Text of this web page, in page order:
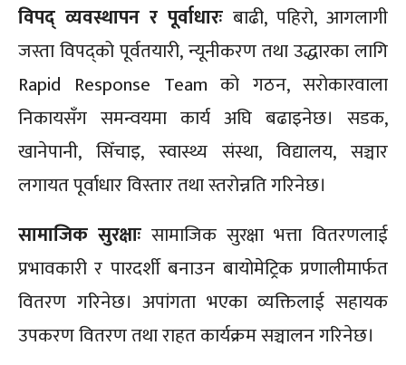
विपद् व्यवस्थापन र पूर्वाधारः बाढी, पहिरो, आगलागी
जस्ता विपद्को पूर्वतयारी, न्यूनीकरण तथा उद्धारका लागि
Rapid Response Team को गठन, सरोकारवाला
निकायसँग समन्वयमा कार्य अघि बढाइनेछ। सडक,
खानेपानी, सिँचाइ, स्वास्थ्य संस्था, विद्यालय, सञ्चार
लगायत पूर्वाधार विस्तार तथा स्तरोन्नति गरिनेछ।
सामाजिक सुरक्षाः सामाजिक सुरक्षा भत्ता वितरणलाई
प्रभावकारी र पारदर्शी बनाउन बायोमेट्रिक प्रणालीमार्फत
वितरण गरिनेछ। अपांगता भएका व्यक्तिलाई सहायक
उपकरण वितरण तथा राहत कार्यक्रम सञ्चालन गरिनेछ।